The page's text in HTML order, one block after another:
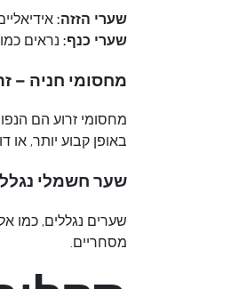
שערי הזזה:
שערי כנף: נראים
מחסומי חניה –
מחסומי זרוע הם
באופן קבוע יותר, או
שער חשמלי נגלל
שערים נגללים, כמו
מסחריים.